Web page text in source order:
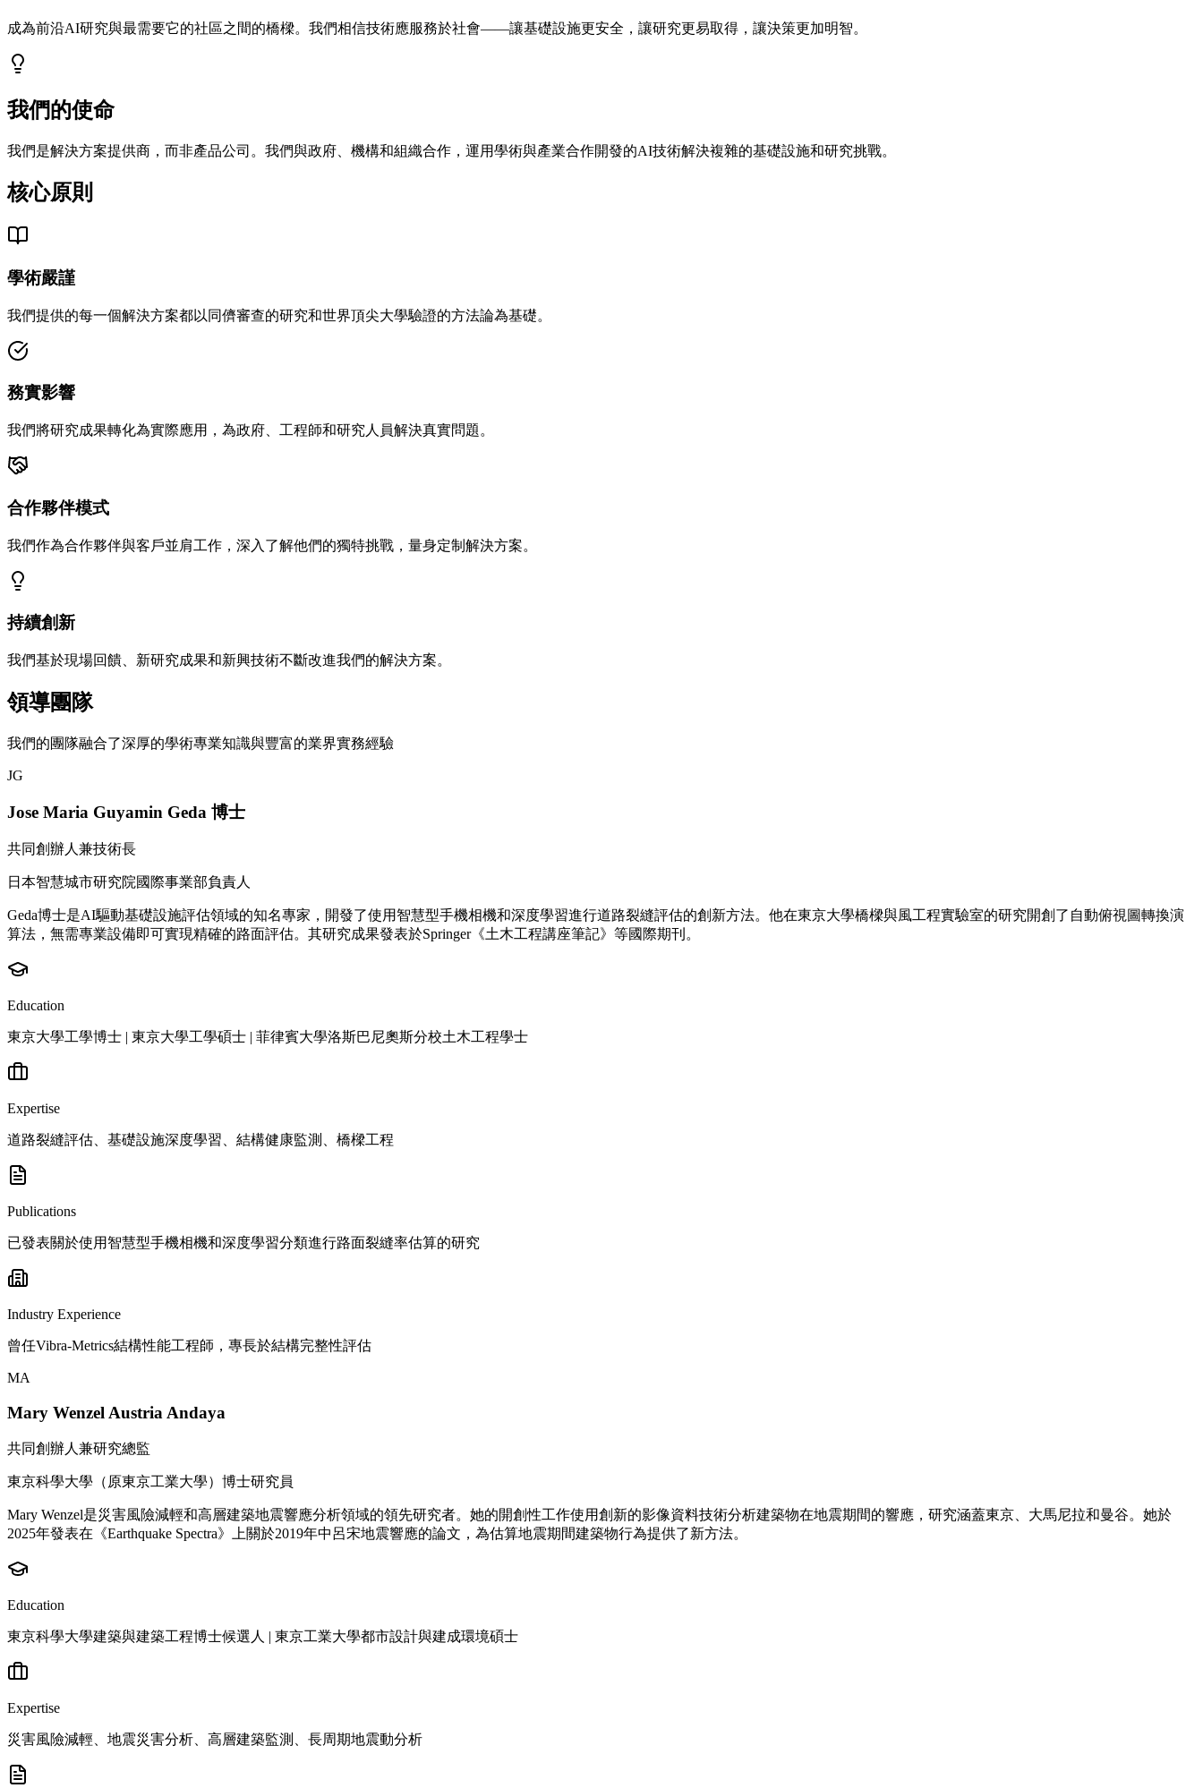
成為前沿AI研究與最需要它的社區之間的橋樑。我們相信技術應服務於社會——讓基礎設施更安全，讓研究更易取得，讓決策更加明智。
我們的使命
我們是解決方案提供商，而非產品公司。我們與政府、機構和組織合作，運用學術與產業合作開發的AI技術解決複雜的基礎設施和研究挑戰。
核心原則
學術嚴謹
我們提供的每一個解決方案都以同儕審查的研究和世界頂尖大學驗證的方法論為基礎。
務實影響
我們將研究成果轉化為實際應用，為政府、工程師和研究人員解決真實問題。
合作夥伴模式
我們作為合作夥伴與客戶並肩工作，深入了解他們的獨特挑戰，量身定制解決方案。
持續創新
我們基於現場回饋、新研究成果和新興技術不斷改進我們的解決方案。
領導團隊
我們的團隊融合了深厚的學術專業知識與豐富的業界實務經驗
JG
Jose Maria Guyamin Geda 博士
共同創辦人兼技術長
日本智慧城市研究院國際事業部負責人
Geda博士是AI驅動基礎設施評估領域的知名專家，開發了使用智慧型手機相機和深度學習進行道路裂縫評估的創新方法。他在東京大學橋樑與風工程實驗室的研究開創了自動俯視圖轉換演
算法，無需專業設備即可實現精確的路面評估。其研究成果發表於Springer《土木工程講座筆記》等國際期刊。
Education
東京大學工學博士 | 東京大學工學碩士 | 菲律賓大學洛斯巴尼奧斯分校土木工程學士
Expertise
道路裂縫評估、基礎設施深度學習、結構健康監測、橋樑工程
Publications
已發表關於使用智慧型手機相機和深度學習分類進行路面裂縫率估算的研究
Industry Experience
曾任Vibra-Metrics結構性能工程師，專長於結構完整性評估
MA
Mary Wenzel Austria Andaya
共同創辦人兼研究總監
東京科學大學（原東京工業大學）博士研究員
Mary Wenzel是災害風險減輕和高層建築地震響應分析領域的領先研究者。她的開創性工作使用創新的影像資料技術分析建築物在地震期間的響應，研究涵蓋東京、大馬尼拉和曼谷。她於
2025年發表在《Earthquake Spectra》上關於2019年中呂宋地震響應的論文，為估算地震期間建築物行為提供了新方法。
Education
東京科學大學建築與建築工程博士候選人 | 東京工業大學都市設計與建成環境碩士
Expertise
災害風險減輕、地震災害分析、高層建築監測、長周期地震動分析